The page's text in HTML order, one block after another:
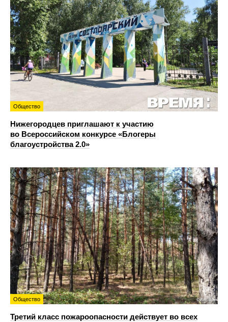
Общество
Нижегородцев приглашают к участию
во Всероссийском конкурсе «Блогеры
благоустройства 2.0»
Общество
Третий класс пожароопасности действует во всех